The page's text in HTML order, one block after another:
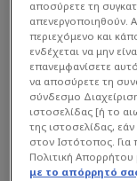
Μια διαδρομή
Ο
αποσύρετε τη
απενεργοποιηθούν.
περιεχόμενο και
ενδέχεται να μην
επανεμφανίσετε
να αποσύρετε τη
σύνδεσμο
ιστοσελίδας [ή το
της ιστοσελίδας,
στον Ιστότοπος. Για
Πολιτική Απορρήτου
με το απόρρητό